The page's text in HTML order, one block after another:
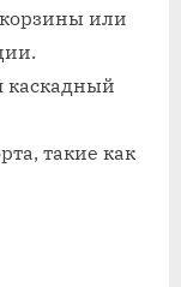
или
каскадный
такие как